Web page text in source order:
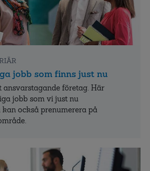
jobb som finns just nu
företag. Här
jobb som vi just nu
kan också prenumerera på